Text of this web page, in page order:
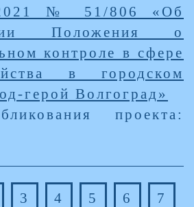
№ 51/806 «Об
Положения о
контроле в сфере
в городском
герой Волгоград»
проекта:
3 4 5 6
7